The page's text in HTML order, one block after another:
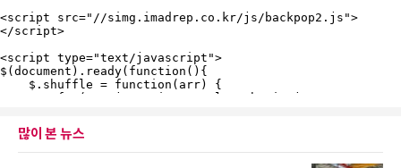
많이 본 뉴스